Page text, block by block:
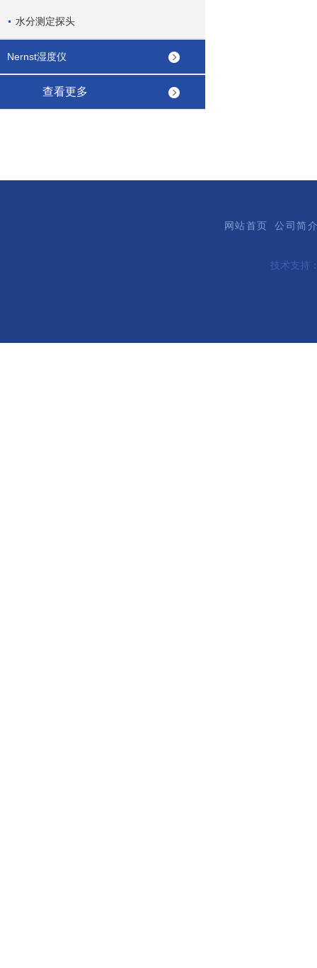
水分测定探头
Nernst湿度仪
查看更多
网站首页 公司简
技术支持